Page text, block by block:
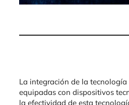
La integración de la
equipadas con dispositivos
la efectividad de esta